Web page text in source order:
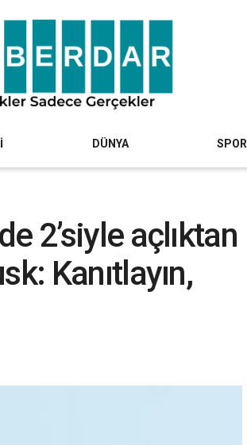
DÜNYA SPOR
2’siyle açlıktan
Kanıtlayın,